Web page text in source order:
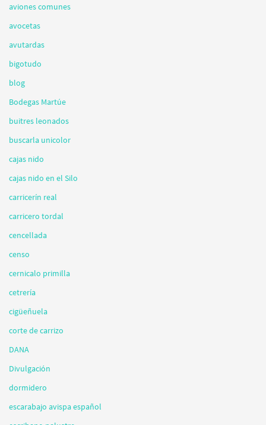
aviones comunes
avocetas
avutardas
bigotudo
blog
Bodegas Martúe
buitres leonados
buscarla unicolor
cajas nido
cajas nido en el Silo
carricerín real
carricero tordal
cencellada
censo
cernicalo primilla
cetrería
cigüeñuela
corte de carrizo
DANA
Divulgación
dormidero
escarabajo avispa español